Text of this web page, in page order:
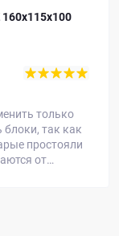
інструменту
эти обошлись